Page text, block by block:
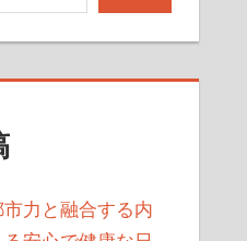
力と融合する内